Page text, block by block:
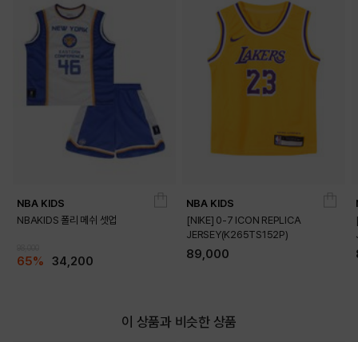
NBA KIDS
NBAKIDS 폴리 메쉬 셋업
65% 34,200
NBA KIDS
[NIKE] 0-7 ICON REPLICA
JERSEY(K265TS152P)
89,000
이 상품과 비슷한 상품